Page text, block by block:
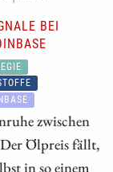
BEI
zwischen
Ölpreis fällt,
in so einem